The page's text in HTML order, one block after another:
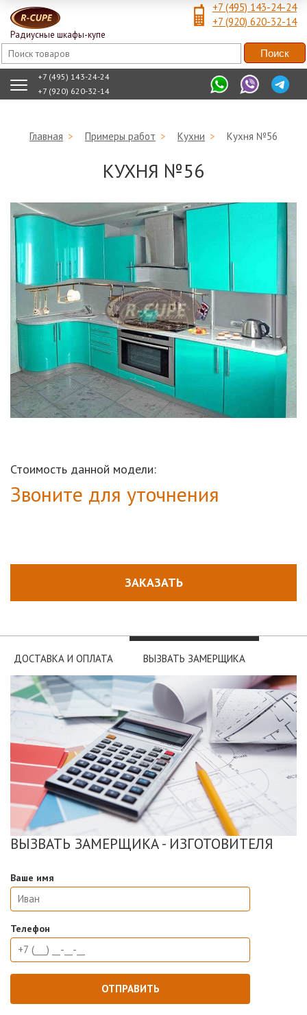
Радиусные шкафы-купе
+7 (495) 143-24-24
+7 (920) 620-32-14
+7 (495) 143-24-24
+7 (920) 620-32-14
Главная > Примеры работ > Кухни > Кухня №56
КУХНЯ №56
Стоимость данной модели:
Звоните для уточнения
ЗАКАЗАТЬ
ДОСТАВКА И ОПЛАТА ВЫЗВАТЬ ЗАМЕРЩИКА
ВЫЗВАТЬ ЗАМЕРЩИКА - ИЗГОТОВИТЕЛЯ
Ваше имя
Телефон